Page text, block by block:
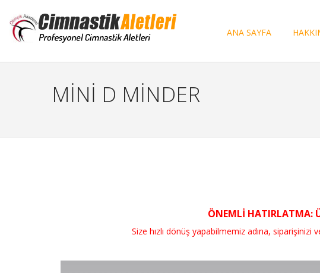
ANA SAYFA
MİNİ D MİNDER
ÖNEMLİ
Size hızlı dönüş yapabilmemiz adına,